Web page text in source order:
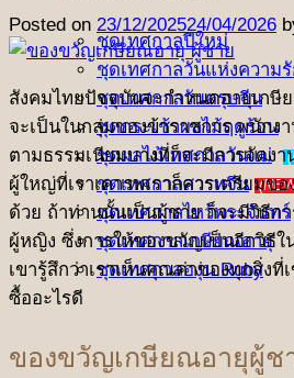
ชุดเทศกาลปีใหม่
ชุดเทศกาลวันแห่งความ
ชุดเทศกาลวันตรุษจีน
ชุดกระเช้าผลไม้ฤดูร้อน
ชุดผลไม้เทศกาลวันแม่
ชุดเทศกาลสารทจีน
ชุดเทศกาลไหว้พระจันทร์
ชุดเทศกาลเกษียณอายุ
ชุดเทศกาลองุ่น Ruby
Posted on 23/12/202524/04/2026
สังคมไทยปัจจุบันจะกำหนดอายุเก
จะเป็นในกลุ่มของข้าราชการ พนักง
ตามธรรมเนียมบางที่ก็จะมีการจัดงา
ผู้ใหญ่ที่เราเคารพเราก็ควรเตรียม
ด้วย ถ้าท่านนั้นเป็นผู้ชาย ก็จะมีวิธีก
ผู้หญิง ซึ่งการให้ของขวัญเป็นอีกวิธีใ
เขารู้สึกว่าเราเห็นคุณค่าของทุกสิ่งที่
ซื้ออะไรดี
ของขวัญเกษียณอายุผู้ช